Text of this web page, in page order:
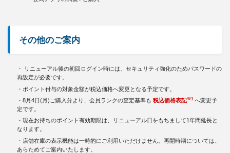
その他のご案内
・ リニューアル後の初回ログイン時には、セキュリティ強化のためパスワードの
再設定が必要です。
・ポイント付与の対象金額が税込価格へ変更となる予定です。
・8月4日(月)ご購入分より、会員ランクの査定基準も税込価格表記※1へ変更予
定です。
・現在お持ちのポイント有効期限は、リニューアル日をもちまして1年間延長と
なります。
・店舗在庫の表示機能は一時的にご利用いただけません。再開時期については、
あらためてご案内いたします。